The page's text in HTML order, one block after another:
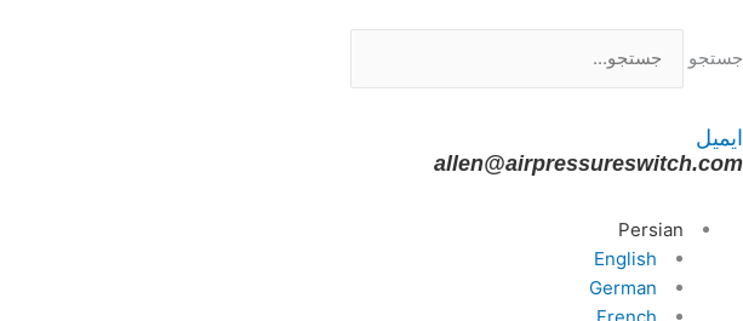
محتوا
جستجو
ایمیل
allen@airpressureswitch.com
Persian
English
German